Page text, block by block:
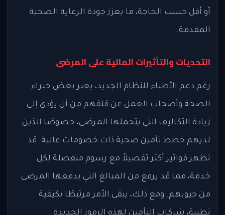
أو أقل حسب الحاجة، ما يعزز جودة الرعاية الصحية
المقدمة.
التحديات والتأثيرات المالية على المرضى
رغم دعم الأطباء للنظام الجديد، يعبر بعض خبراء
الصحة وأصحاب العمل عن قلقهم من أن يؤدي إلى
زيادة التكاليف التي يتحملها المرضى، خصوصًا الذين
لديهم خطط تأمين صحية ذات خصومات عالية. قد
تظهر فواتير أكثر تفصيلاً مع رسوم منفصلة لكل
خدمة، مما قد يرفع من المبالغ التي يدفعها المرضى
من جيوبهم. ومع ذلك، يبقى الأمر مرتبطًا بكيفية